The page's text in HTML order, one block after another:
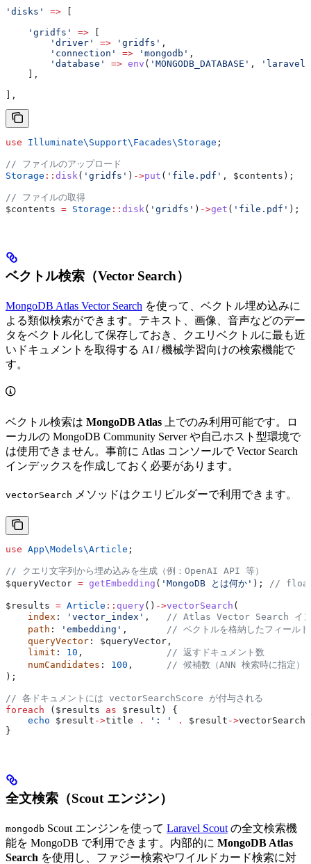
'disks' => [
    'gridfs'
=> [
        'driver'
=> 'gridfs' ,
        'connection'
=> 'mongodb' ,
        'database'
=> env ( 'MONGODB_DATABASE' ,
    ],
],
use Illuminate\Support\Facades\ Storage ;
// ファイルのアップロード
Storage :: disk ( 'gridfs' ) ->put ( 'file.pdf' , $contents );
// ファイルの取得
$contents = Storage :: disk ( 'gridfs' ) ->get ( 'file.pdf' );
ベクトル検索（Vector Search）
MongoDB Atlas Vector Search を使って、ベクトル埋め込みに
よる類似検索ができます。テキスト、画像、音声などのデー
タをベクトル化して保存しておき、クエリベクトルに最も近
いドキュメントを取得する AI / 機械学習向けの検索機能で
す。
ベクトル検索は MongoDB Atlas 上でのみ利用可能です。ロ
ーカルの MongoDB Community Server や自己ホスト型環境で
は使用できません。事前に Atlas コンソールで Vector Search
インデックスを作成しておく必要があります。
vectorSearch メソッドはクエリビルダーで利用できます。
use App\Models\Article ;
// クエリ文字列から埋め込みを生成（例：OpenAI API 等）
$queryVector = getEmbedding ( 'MongoDB とは何か' ); //
$results = Article :: query () ->vectorSearch (
    index
: 'vector_index' , // Atlas Vector Search イン
    path
: 'embedding' , // ベクトルを格納したフィールド
    queryVector
: $queryVector ,
    limit
: 10 , // 返すドキュメント数
    numCandidates
: 100 , // 候補数（ANN 検索時に指定）
);
// 各ドキュメントには vectorSearchScore が付与される
foreach ( $results as $result ) {
    echo
$result ->title . ': ' . $result ->
}
全文検索（Scout エンジン）
mongodb Scout エンジンを使って Laravel Scout の全文検索機
能を MongoDB で利用できます。内部的に MongoDB Atlas
Search を使用し、ファジー検索やワイルドカード検索に対